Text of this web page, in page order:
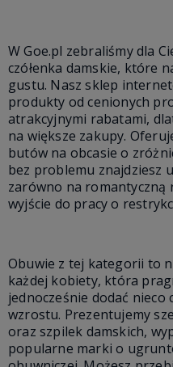
W Goe.pl zebraliśmy dla
czółenka damskie, które
gustu. Nasz sklep
produkty od cenionych
atrakcyjnymi rabatami,
na większe zakupy.
butów na obcasie o
bez problemu znajdziesz
zarówno na romantyczną
wyjście do pracy o
Obuwie z tej kategorii to
każdej kobiety, która
jednocześnie dodać
wzrostu. Prezentujemy
oraz szpilek damskich,
popularne marki o